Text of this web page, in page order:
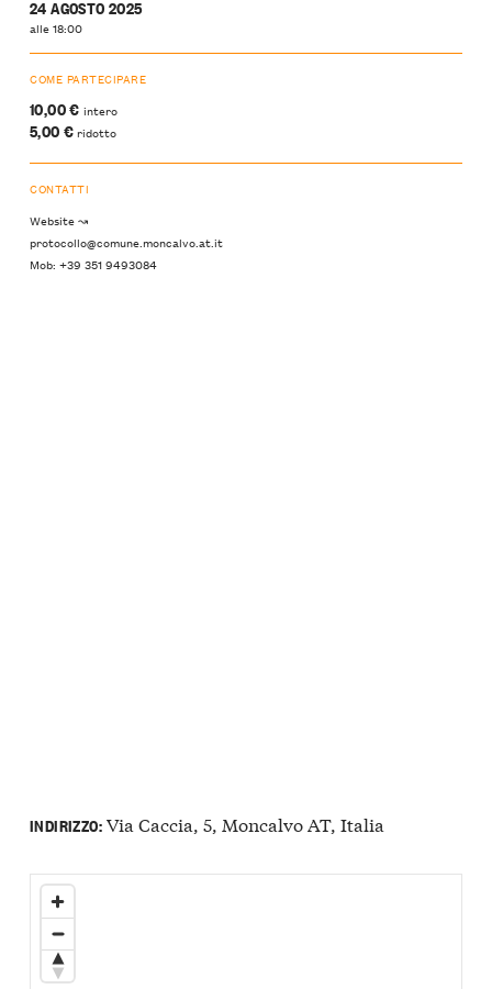
24 AGOSTO 2025
alle 18:00
COME PARTECIPARE
10,00 € intero
5,00 €ridotto
CONTATTI
Website ↝
protocollo@comune.moncalvo.at.it
Mob: +39 351 9493084
INDIRIZZO:Via Caccia, 5, Moncalvo AT, Italia